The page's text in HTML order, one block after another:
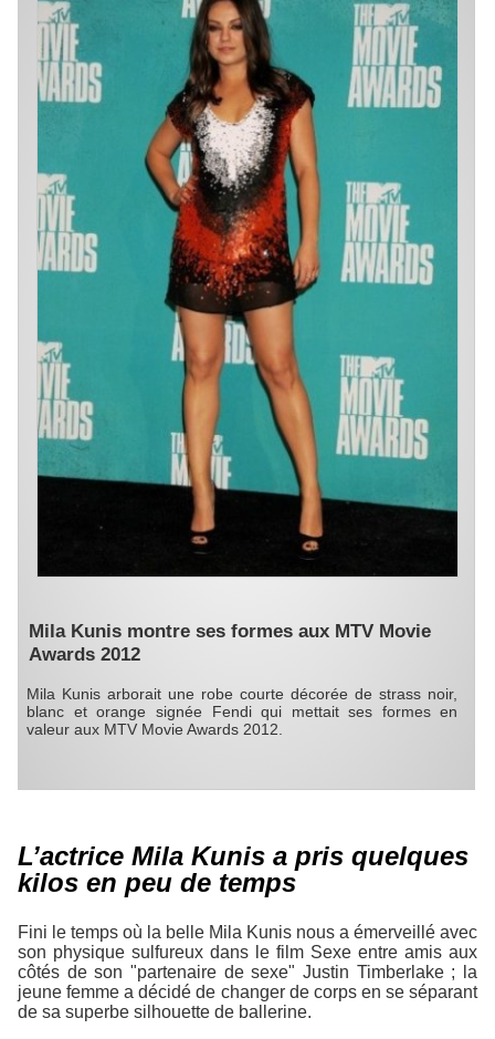
Mila Kunis montre ses formes aux MTV Movie
Awards 2012
Mila Kunis arborait une robe courte décorée de strass noir,
blanc et orange signée Fendi qui mettait ses formes en
valeur aux MTV Movie Awards 2012.
L’actrice Mila Kunis a pris quelques
kilos en peu de temps
Fini le temps où la belle Mila Kunis nous a émerveillé avec
son physique sulfureux dans le film Sexe entre amis aux
côtés de son "partenaire de sexe" Justin Timberlake ; la
jeune femme a décidé de changer de corps en se séparant
de sa superbe silhouette de ballerine.